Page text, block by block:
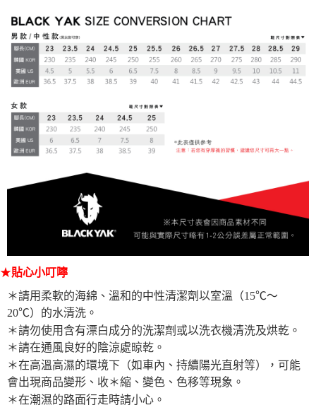
★貼心小叮嚀
＊請用柔軟的海綿、溫和的中性清潔劑以室溫（15℃～
20℃）的水清洗。
＊請勿使用含有漂白成分的洗潔劑或以洗衣機清洗及烘乾。
＊請在通風良好的陰涼處晾乾。
＊在高溫高濕的環境下（如車內、持續陽光直射等），可能
會出現商品變形、收＊縮、變色、色移等現象。
＊在潮濕的路面行走時請小心。